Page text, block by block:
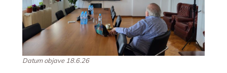
Datum objave 18.6.26